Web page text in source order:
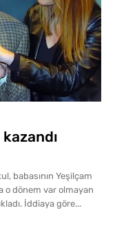
babasının Yeşilçam
o dönem var olmayan
İddiaya göre...